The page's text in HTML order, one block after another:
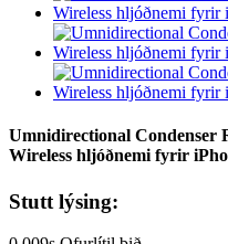
Umnidirectional Condenser
Wireless hljóðnemi fyrir
Stutt lýsing: